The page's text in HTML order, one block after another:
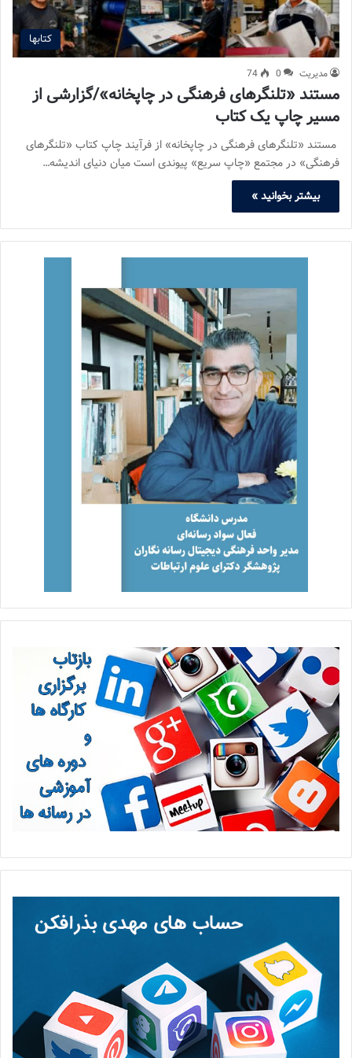
کتابها
مدیریت 0
74
مستند «تلنگرهای فرهنگی در چاپخانه»/گزارشی از
مسیر چاپ یک کتاب
مستند «تلنگرهای فرهنگی در چاپخانه» از فرآیند چاپ کتاب «تلنگرهای
فرهنگی» در مجتمع «چاپ سریع» پیوندی است میان دنیای اندیشه…
بیشتر بخوانید »